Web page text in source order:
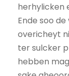
herhylicken
Ende soo
overicheyt
ter sulcker
hebben